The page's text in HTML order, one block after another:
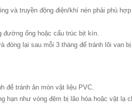
và truyền động điện/khí nén phải phù
ống hoặc cấu trúc bịt kín.
lại sau mỗi 3 tháng để tránh lõi van bị
để tránh ăn mòn vật liệu PVC.
hạn như vòng đệm bị lão hóa hoặc vật lạ